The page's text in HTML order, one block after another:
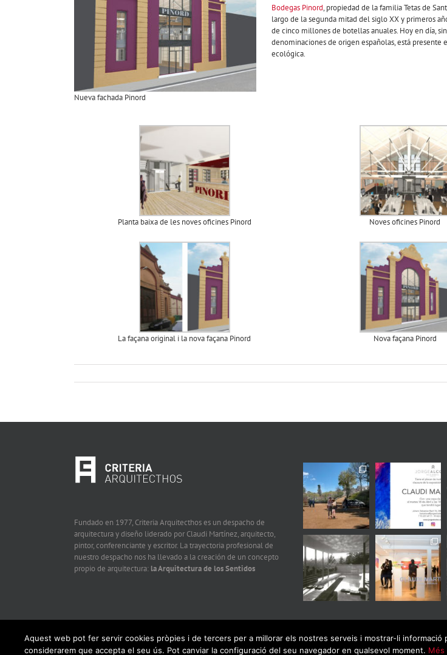
Nueva fachada Pinord
Bodegas Pinord, propiedad de la familia Tetas de
largo de la segunda mitad del siglo XX y primeros
de cinco millones de botellas anuales. Hoy en día,
denominaciones de origen españolas, está
ecológica.
Planta baixa de les noves oficines Pinord Noves oficines Pinord
La façana original i la nova façana Pinord Nova façana Pinord
Fundado en 1977, Criteria Arquitecthos es un despacho de
arquitectura y diseño liderado por Claudi Martínez, arquitecto,
pintor, conferenciante y escritor. La trayectoria profesional de
nuestro despacho nos ha llevado a la creación de un concepto
propio de arquitectura: la Arquitectura de los Sentidos
Aquest web pot fer servir cookies pròpies i de tercers per a millorar els nostres serveis i mostrar-li
considerarem que accepta el seu ús. Pot canviar la configuració del seu navegador en qualsevol moment. Més